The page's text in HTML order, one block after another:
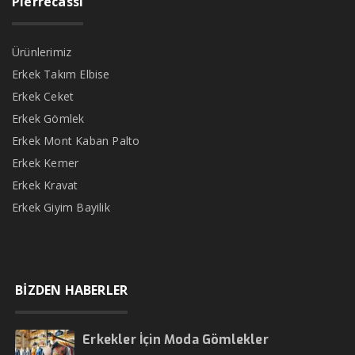
Ürünlerimiz
Erkek Takım Elbise
Erkek Ceket
Erkek Gömlek
Erkek Mont Kaban Palto
Erkek Kemer
Erkek Kravat
Erkek Giyim Bayilik
BİZDEN HABERLER
Erkekler İçin Moda Gömlekler